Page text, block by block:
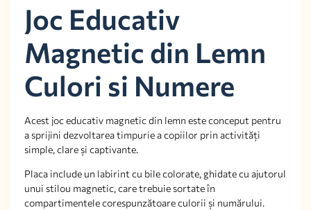
Joc Educativ
Magnetic din Lemn
Culori si Numere
Acest joc educativ magnetic din lemn este conceput pentru
a sprijini dezvoltarea timpurie a copiilor prin activități
simple, clare și captivante.
Placa include un labirint cu bile colorate, ghidate cu ajutorul
unui stilou magnetic, care trebuie sortate în
compartimentele corespunzătoare culorii și numărului.